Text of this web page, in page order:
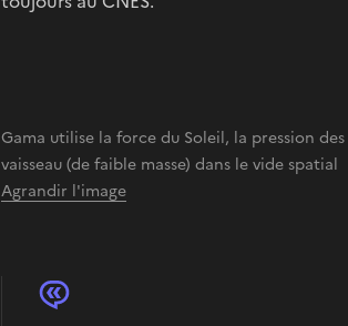
Gama utilise la force du Soleil, la pression
vaisseau (de faible masse) dans le vide spatial
Agrandir l'image